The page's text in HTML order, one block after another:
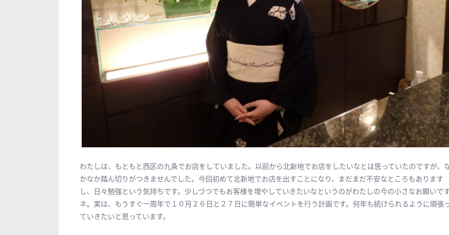
わたしは、もともと西区の九条でお店をしていました。以前から北新地でお店をしたいなとは思っていたのですが、
かなか踏ん切りがつきませんでした。今回初めて北新地でお店を出すことになり、まだまだ不安なところもあります
し、日々勉強という気持ちです。少しづつでもお客様を増やしていきたいなというのがわたしの今の小さなお願いで
ネ。実は、もうすぐ一周年で１０月２６日と２７日に簡単なイベントを行う計画です。何年も続けられるように頑張
ていきたいと思っています。